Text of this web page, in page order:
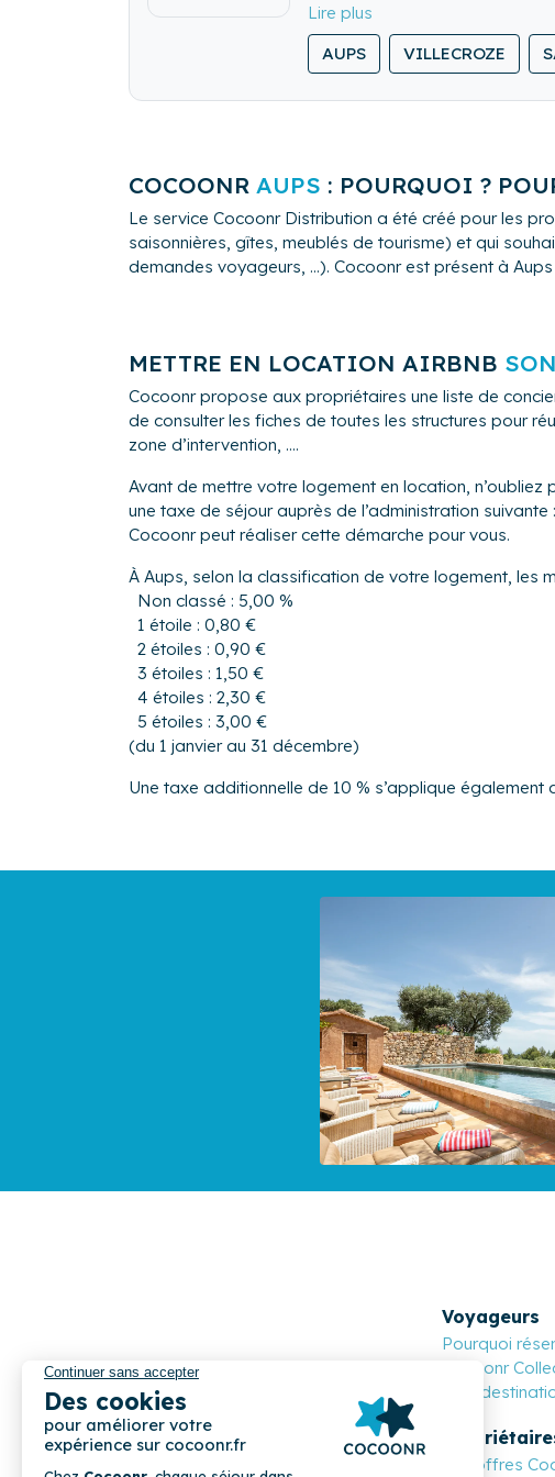
équipements ainsi que du petit
N'hésitez pas de nous
Nous nous engageons sur la
de leur séjour.
AUPS VILLECROZE
COCOONR AUPS : POURQUOI ?
Le service Cocoonr Distribution a été créé pour les
saisonnières, gîtes, meublés de tourisme) et qui
demandes voyageurs, ...). Cocoonr est présent à
METTRE EN LOCATION AIRBNB
Cocoonr propose aux propriétaires une liste de
de consulter les fiches de toutes les structures pour
zone d’intervention, ....
Avant de mettre votre logement en location,
une taxe de séjour auprès de l’administration suivante :
Cocoonr peut réaliser cette démarche pour vous.
À Aups, selon la classification de votre logement, les
Non classé : 5,00 %
1 étoile : 0,80 €
2 étoiles : 0,90 €
3 étoiles : 1,50 €
4 étoiles : 2,30 €
5 étoiles : 3,00 €
(du 1 janvier au 31 décembre)
Une taxe additionnelle de 10 % s’applique
Voyageurs
Pourquoi
Cocoonr
Nos
Les offres